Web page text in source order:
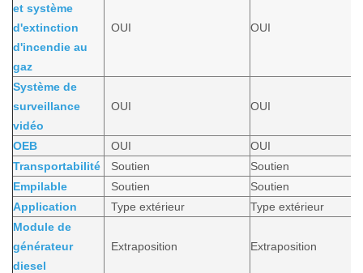
et système
d'extinction
d'incendie au
gaz
OUI OUI
Système de
surveillance
vidéo
OUI OUI
OEB OUI
OUI
Transportabilité
Soutien
Soutien
Empilable
Soutien
Soutien
Application
Type extérieur
Type extérieur
Module de
générateur
diesel
Extraposition Extraposition